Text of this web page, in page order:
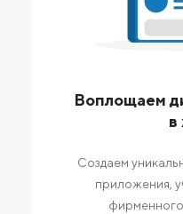
Воплощаем
в
Создаем
приложения,
фирменного